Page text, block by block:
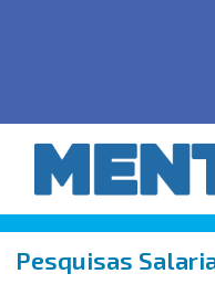
Pesquisas